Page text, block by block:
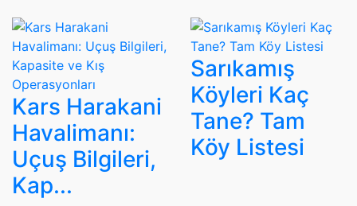
Kars Harakani
Havalimanı:
Uçuş Bilgileri,
Kap...
Sarıkamış
Köyleri Kaç
Tane? Tam
Köy Listesi